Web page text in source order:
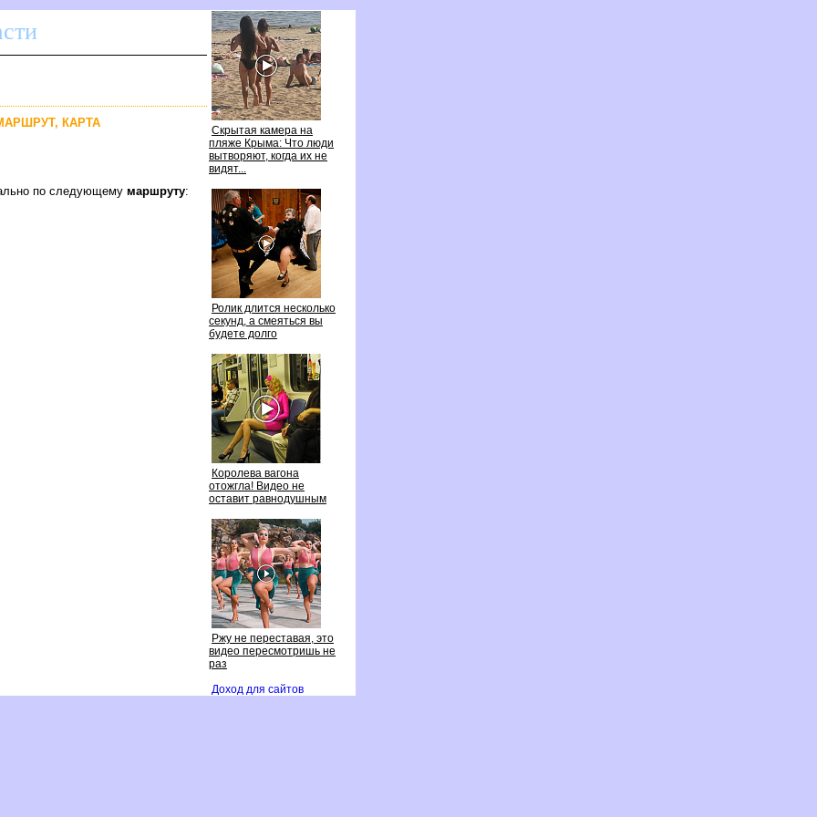
Скрытая камера на
пляже Крыма: Что люди
ытворяют, когда их не
идят...
Ролик длится несколько
секунд, а смеяться вы
удете долго
Королева вагона
отожгла! Видео не
оставит равнодушным
Ржу не переставая, это
идео пересмотришь не
раз
Доход для сайто
КАРТА
по следующему маршруту: